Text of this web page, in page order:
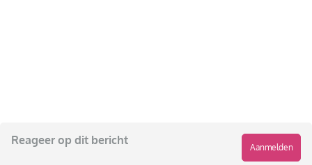
Reageer op dit bericht
Aanmelden